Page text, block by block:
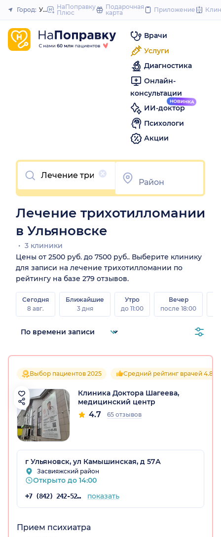
to
Закрыть
Город: УльяновскНаПоправку
Плюс
Подарочная
карта
Приложение
Врачи
Услуги
Диагностика
Онлайн-
консультации
ИИ-доктор
Психологи
Акции
Очистить
Лечение трихотилломании
в Ульяновске
3 клиники
Цены от 2500 руб. до 7500 руб.. Выберите клинику
для записи на лечение трихотилломании по
рейтингу на базе 279 отзывов.
Сегодня
8 авг.
Ближайшие
3 дня
Утро
до 11:00
Вечер
после 18:00
Выбор пациентов 2025 Средний рейтинг врачей 4.8
Клиника Доктора Шагеева,
медицинский центр
4.7 65 отзывов
г Ульяновск, ул Камышинская, д 57А
Засвияжский район
Открыто до 14:00
+7 (842) 242-52-14 показать
Прием психиатра